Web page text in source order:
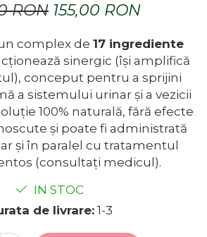
RON 155,00 RON
complex de 17 ingrediente
sinergic (își amplifică
conceput pentru a sprijini
a sistemului urinar și a vezicii
100% naturală, fără efecte
și poate fi administrată
și în paralel cu tratamentul
(consultați medicul).
IN STOC
de livrare:1-3